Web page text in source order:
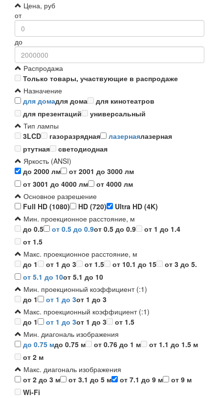
Цена, руб
от
до
Распродажа
Только товары, участвующие в распродаже
Назначение
для домадля дома
для кинотеатров
для презентаций
универсальный
Тип лампы
3LCD
газоразрядная лазернаялазерная
ртутная
светодиодная
Яркость (ANSI)
до 2000 лм
от 2001 до 3000 лм
от 3001 до 4000 лм
от 4000 лм
Основное разрешение
Full HD (1080)
HD (720)
Ultra HD (4K)
Мин. проекционное расстояние, м
до 0.5
от 0.5 до 0.9от 0.5 до 0.9
от 1 до 1.4
от 1.5
Макс. проекционное расстояние, м
до 1
от 1 до 3 от 1.5 от 10.1 до 15
от 3 до 5.
от 5.1 до 10от 5.1 до 10
Мин. проекционный коэффициент (:1)
до 1
от 1 до 3от 1 до 3
Макс. проекционный коэффициент (:1)
до 1
от 1 до 3от 1 до 3
от 1.5
Мин. диагональ изображения
до 0.75 мдо 0.75 м от 0.76 до 1 м
от 1.1 до 1.5 м
от 2 м
Макс. диагональ изображения
от 2 до 3 м
от 3.1 до 5 м от 7.1 до 9 м
от 9 м
Wi-Fi